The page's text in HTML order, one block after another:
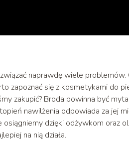
naprawdę wiele problemów.
zapoznać się z kosmetykami do
zakupić? Broda powinna być
nawilżenia odpowiada za jej
dzięki odżywkom oraz
na nią działa.